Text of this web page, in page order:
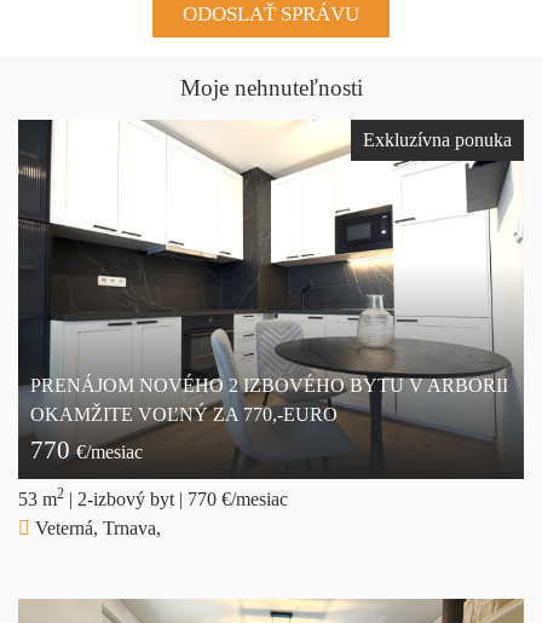
Moje nehnuteľnosti
Exkluzívna ponuka
PRENÁJOM NOVÉHO 2 IZBOVÉHO BYTU V ARBORII
OKAMŽITE VOĽNÝ ZA 770,-EURO
770€/mesiac
53 m2 | 2-izbový byt | 770 €/mesiac
Veterná, Trnava,